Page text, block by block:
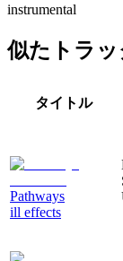
instrumental
似たトラッ
タイトル
Pathways
ill effects